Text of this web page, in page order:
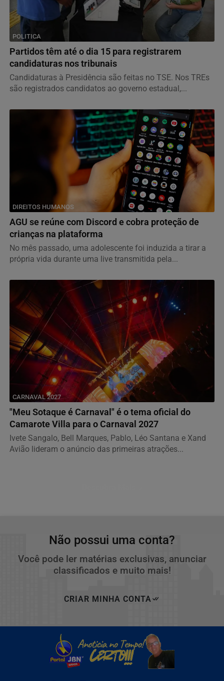
POLITICA
Partidos têm até o dia 15 para registrarem
candidaturas nos tribunais
Candidaturas à Presidência são feitas no TSE. Nos TREs
são registrados candidatos ao governo estadual,...
DIREITOS HUMANOS
AGU se reúne com Discord e cobra proteção de
crianças na plataforma
No mês passado, uma adolescente foi induzida a tirar a
própria vida durante uma live transmitida pela...
CARNAVAL 2027
"Meu Sotaque é Carnaval" é o tema oficial do
Camarote Villa para o Carnaval 2027
Ivete Sangalo, Bell Marques, Pablo, Léo Santana e Xand
Avião lideram o anúncio das primeiras atrações...
Não possui uma conta?
Você pode ler matérias exclusivas, anunciar
classificados e muito mais!
CRIAR MINHA CONTA